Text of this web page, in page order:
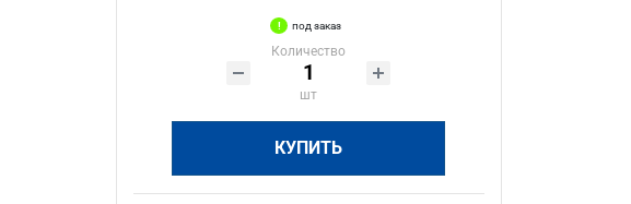
под заказ
Количество
шт
КУПИТЬ